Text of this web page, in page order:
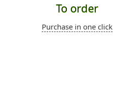
To order
Purchase in one click